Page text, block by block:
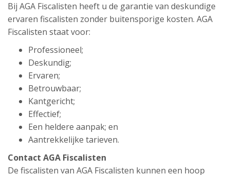
Bij AGA Fiscalisten heeft u de garantie van deskundige
ervaren fiscalisten zonder buitensporige kosten. AGA
Fiscalisten staat voor:
Professioneel;
Deskundig;
Ervaren;
Betrouwbaar;
Kantgericht;
Effectief;
Een heldere aanpak; en
Aantrekkelijke tarieven.
Contact AGA Fiscalisten
De fiscalisten van AGA Fiscalisten kunnen een hoop